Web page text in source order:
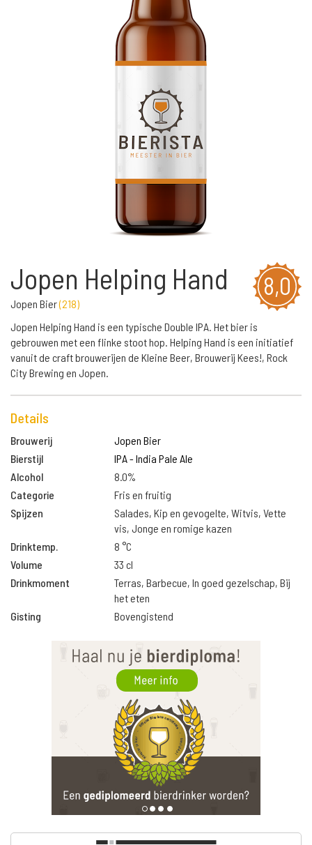
8,0
Jopen Helping Hand
Jopen Bier(218)
Jopen Helping Hand is een typische Double IPA. Het bier is
gebrouwen met een flinke stoot hop. Helping Hand is een initiatief
vanuit de craft brouwerijen de Kleine Beer, Brouwerij Kees!, Rock
City Brewing en Jopen.
Details
Brouwerij
Jopen Bier
Bierstijl
IPA - India Pale Ale
Alcohol
8.0%
Categorie
Fris en fruitig
Spijzen
Salades, Kip en gevogelte, Witvis, Vette
vis, Jonge en romige kazen
Drinktemp.
8 °C
Volume
33 cl
Drinkmoment
Terras, Barbecue, In goed gezelschap, Bij
het eten
Gisting
Bovengistend